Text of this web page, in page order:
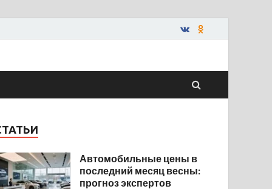
Автомобильные цены в
последний месяц весны:
прогноз экспертов